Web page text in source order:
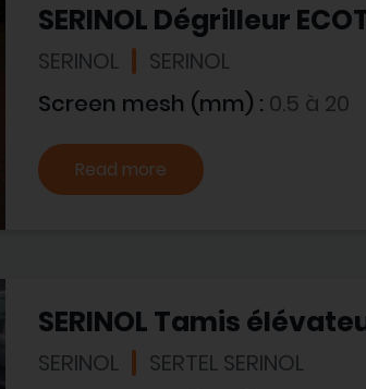
SERINOL Dégrilleur
SERINOL SERINOL
Screen mesh (mm) : 0.5 à 20
Read more
SERINOL Tamis
SERINOL SERTEL SERINOL